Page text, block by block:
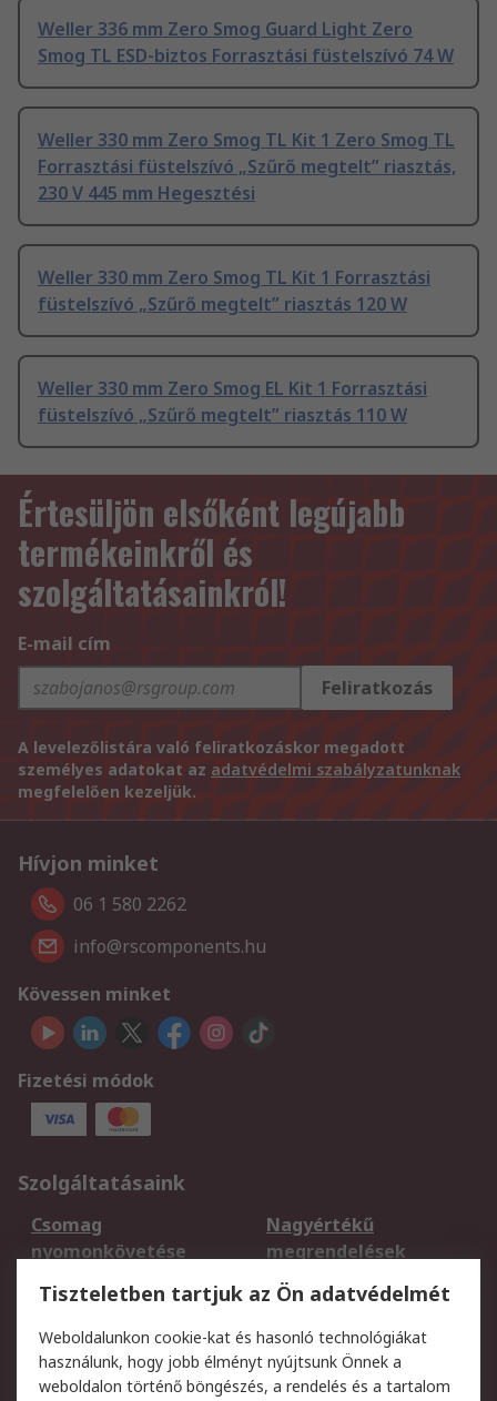
Weller 336 mm Zero Smog Guard Light Zero
Smog TL ESD-biztos Forrasztási füstelszívó 74 W
Weller 330 mm Zero Smog TL Kit 1 Zero Smog TL
Forrasztási füstelszívó „Szűrő megtelt” riasztás,
230 V 445 mm Hegesztési
Weller 330 mm Zero Smog TL Kit 1 Forrasztási
füstelszívó „Szűrő megtelt” riasztás 120 W
Weller 330 mm Zero Smog EL Kit 1 Forrasztási
füstelszívó „Szűrő megtelt” riasztás 110 W
Értesüljön elsőként legújabb
termékeinkről és
szolgáltatásainkról!
E-mail cím
Feliratkozás
A levelezőlistára való feliratkozáskor megadott
személyes adatokat az adatvédelmi szabályzatunknak
megfelelően kezeljük.
Hívjon minket
06 1 580 2262
info@rscomponents.hu
Kövessen minket
Fizetési módok
Szolgáltatásaink
Csomag
nyomonkövetése
Nagyértékű
megrendelések
Regisztráció
Szállítás
Termékvisszaküldés
Szolgáltatások
Tiszteletben tartjuk az Ön adatvédelmét
Weboldalunkon cookie-kat és hasonló technológiákat
használunk, hogy jobb élményt nyújtsunk Önnek a
weboldalon történő böngészés, a rendelés és a tartalom